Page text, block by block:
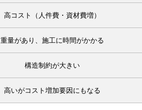
高コスト（人件費・資材費増）
重量があり、施工に時間がかかる
構造制約が大きい
高いがコスト増加要因にもなる